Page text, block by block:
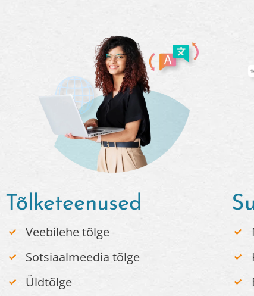
Tõlketeenused
Veebilehe tõlge
Sotsiaalmeedia tõlge
Üldtõlge